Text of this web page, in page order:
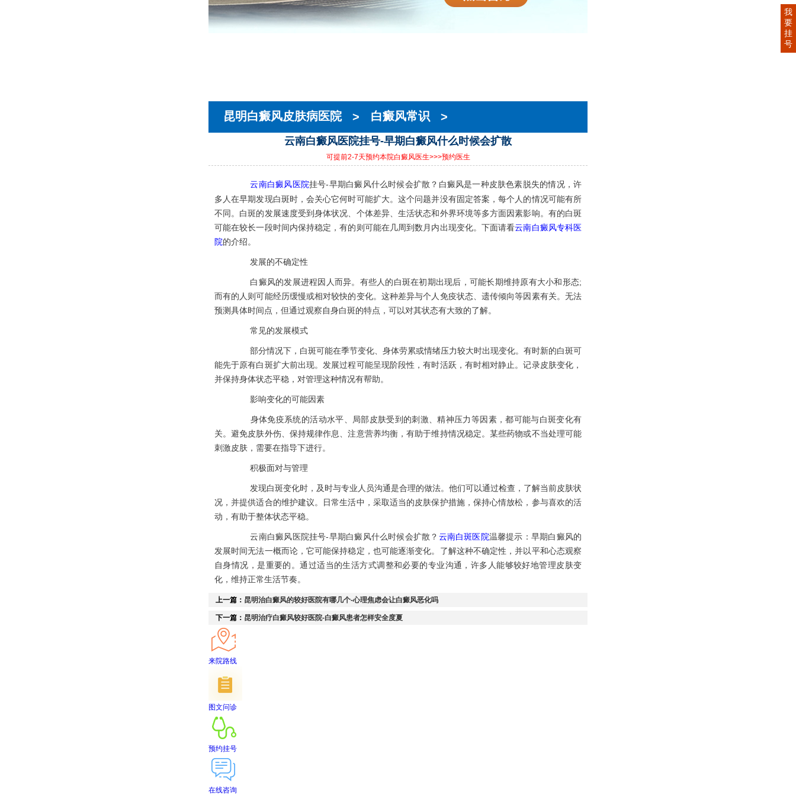
昆明白癜风皮肤病医院 > 白癜风常识 >
云南白癜风医院挂号-早期白癜风什么时候会扩散
可提前2-7天预约本院白癜风医生>>>预约医生
云南白癜风医院挂号-早期白癜风什么时候会扩散？白癜风是一种皮肤色素脱失的情况，许
多人在早期发现白斑时，会关心它何时可能扩大。这个问题并没有固定答案，每个人的情况可能有所
不同。白斑的发展速度受到身体状况、个体差异、生活状态和外界环境等多方面因素影响。有的白斑
可能在较长一段时间内保持稳定，有的则可能在几周到数月内出现变化。下面请看云南白癜风专科医
院的介绍。
发展的不确定性
白癜风的发展进程因人而异。有些人的白斑在初期出现后，可能长期维持原有大小和形态;
而有的人则可能经历缓慢或相对较快的变化。这种差异与个人免疫状态、遗传倾向等因素有关。无法
预测具体时间点，但通过观察自身白斑的特点，可以对其状态有大致的了解。
常见的发展模式
部分情况下，白斑可能在季节变化、身体劳累或情绪压力较大时出现变化。有时新的白斑可
能先于原有白斑扩大前出现。发展过程可能呈现阶段性，有时活跃，有时相对静止。记录皮肤变化，
并保持身体状态平稳，对管理这种情况有帮助。
影响变化的可能因素
身体免疫系统的活动水平、局部皮肤受到的刺激、精神压力等因素，都可能与白斑变化有
关。避免皮肤外伤、保持规律作息、注意营养均衡，有助于维持情况稳定。某些药物或不当处理可能
刺激皮肤，需要在指导下进行。
积极面对与管理
发现白斑变化时，及时与专业人员沟通是合理的做法。他们可以通过检查，了解当前皮肤状
况，并提供适合的维护建议。日常生活中，采取适当的皮肤保护措施，保持心情放松，参与喜欢的活
动，有助于整体状态平稳。
云南白癜风医院挂号-早期白癜风什么时候会扩散？ 云南白斑医院温馨提示：早期白癜风的
发展时间无法一概而论，它可能保持稳定，也可能逐渐变化。了解这种不确定性，并以平和心态观察
自身情况，是重要的。通过适当的生活方式调整和必要的专业沟通，许多人能够较好地管理皮肤变
化，维持正常生活节奏。
上一篇： 昆明治白癜风的较好医院有哪几个-心理焦虑会让白癜风恶化吗
下一篇： 昆明治疗白癜风较好医院-白癜风患者怎样安全度夏
来院路线
图文问诊
预约挂号
在线咨询
我
要
挂
号